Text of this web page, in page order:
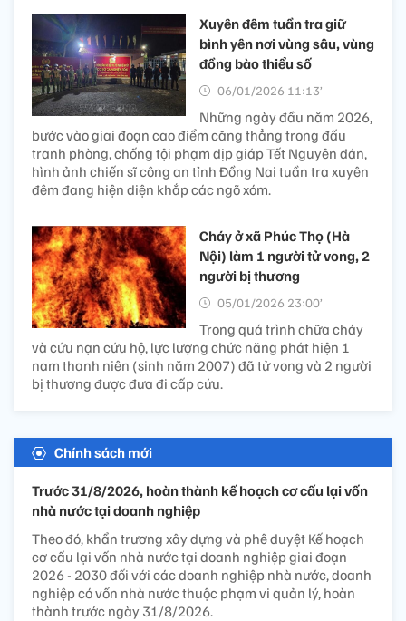
Xuyên đêm tuần tra giữ
bình yên nơi vùng sâu, vùng
đồng bào thiểu số
06/01/2026 11:13’
Những ngày đầu năm 2026,
bước vào giai đoạn cao điểm căng thẳng trong đấu
tranh phòng, chống tội phạm dịp giáp Tết Nguyên đán,
hình ảnh chiến sĩ công an tỉnh Đồng Nai tuần tra xuyên
đêm đang hiện diện khắp các ngõ xóm.
Cháy ở xã Phúc Thọ (Hà
Nội) làm 1 người tử vong, 2
người bị thương
05/01/2026 23:00’
Trong quá trình chữa cháy
và cứu nạn cứu hộ, lực lượng chức năng phát hiện 1
nam thanh niên (sinh năm 2007) đã tử vong và 2 người
bị thương được đưa đi cấp cứu.
Chính sách mới
Trước 31/8/2026, hoàn thành kế hoạch cơ cấu lại vốn
nhà nước tại doanh nghiệp
Theo đó, khẩn trương xây dựng và phê duyệt Kế hoạch
cơ cấu lại vốn nhà nước tại doanh nghiệp giai đoạn
2026 - 2030 đối với các doanh nghiệp nhà nước, doanh
nghiệp có vốn nhà nước thuộc phạm vi quản lý, hoàn
thành trước ngày 31/8/2026.